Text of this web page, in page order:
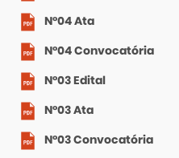
Nº04 Ata
Nº04 Convocatória
Nº03 Edital
Nº03 Ata
Nº03 Convocatória